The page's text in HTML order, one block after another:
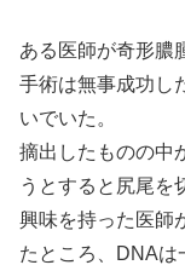
ある医師が奇形膿
手術は無事成功し
いでいた。
摘出したものの中
うとすると尻尾を
興味を持った医師
たところ、DNAは